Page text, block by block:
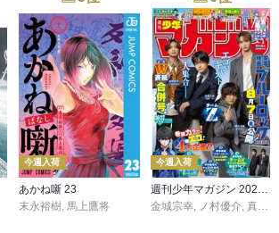
今週入荷
あかね噺 23
末永裕樹, 馬上鷹将
今週入荷
週刊少年マガジン 2026年36・37号[2026年8月5日発売]
金城宗幸, ノ村優介, 真島ヒロ